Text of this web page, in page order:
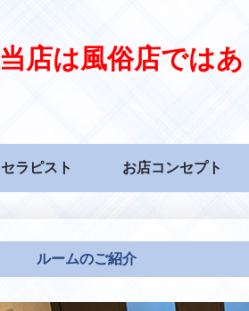
当店は風俗店では
セラピスト お店コンセプト
ルームのご紹介